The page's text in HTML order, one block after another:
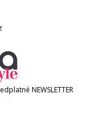
NEWSLETTER